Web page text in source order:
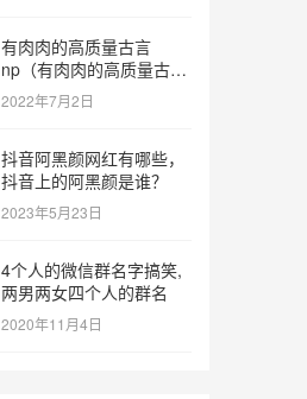
有肉肉的高质量古言
np（有肉肉的高质量古言
np推荐）
2022年7月2日
抖音阿黑颜网红有哪些，
抖音上的阿黑颜是谁？
2023年5月23日
4个人的微信群名字搞笑,
两男两女四个人的群名
2020年11月4日